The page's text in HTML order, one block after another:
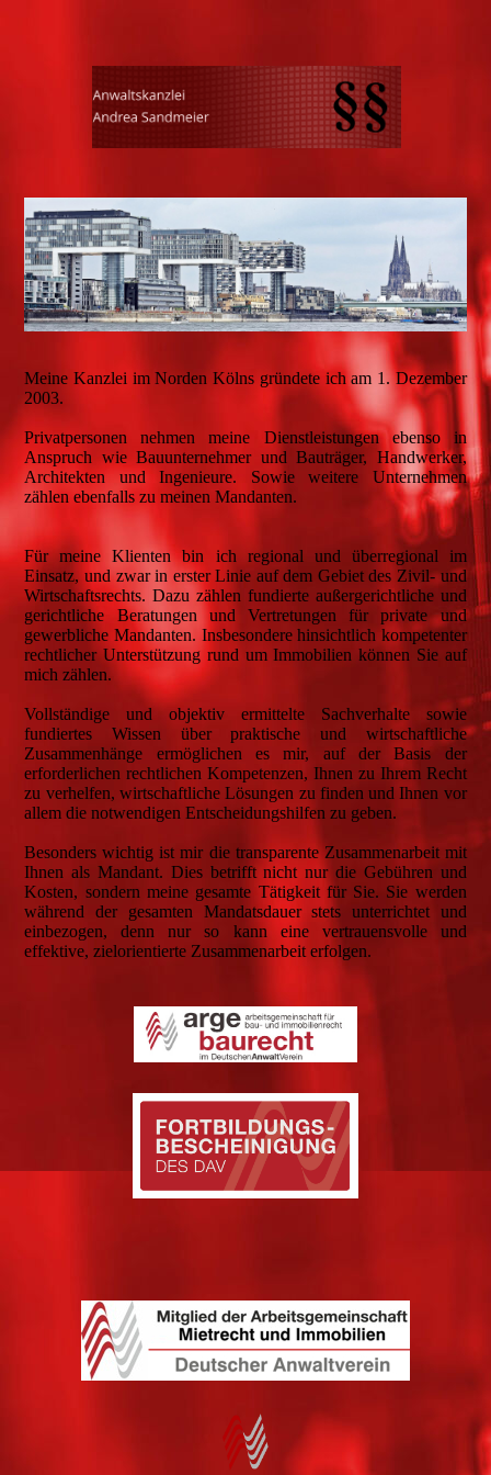
Meine Kanzlei im Norden Kölns gründete ich am 1. Dezember
2003.
Privatpersonen nehmen meine Dienstleistungen ebenso in
Anspruch wie Bauunternehmer und Bauträger, Handwerker,
Architekten und Ingenieure. Sowie weitere Unternehmen
zählen ebenfalls zu meinen Mandanten.
Für meine Klienten bin ich regional und überregional im
Einsatz, und zwar in erster Linie auf dem Gebiet des Zivil- und
Wirtschaftsrechts. Dazu zählen fundierte außergerichtliche und
gerichtliche Beratungen und Vertretungen für private und
gewerbliche Mandanten. Insbesondere hinsichtlich kompetenter
rechtlicher Unterstützung rund um Immobilien können Sie auf
mich zählen.
Vollständige und objektiv ermittelte Sachverhalte sowie
fundiertes Wissen über praktische und wirtschaftliche
Zusammenhänge ermöglichen es mir, auf der Basis der
erforderlichen rechtlichen Kompetenzen, Ihnen zu Ihrem Recht
zu verhelfen, wirtschaftliche Lösungen zu finden und Ihnen vor
allem die notwendigen Entscheidungshilfen zu geben.
Besonders wichtig ist mir die transparente Zusammenarbeit mit
Ihnen als Mandant. Dies betrifft nicht nur die Gebühren und
Kosten, sondern meine gesamte Tätigkeit für Sie. Sie werden
während der gesamten Mandatsdauer stets unterrichtet und
einbezogen, denn nur so kann eine vertrauensvolle und
effektive, zielorientierte Zusammenarbeit erfolgen.